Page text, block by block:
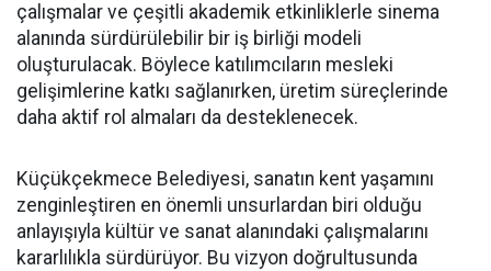
çalışmalar ve çeşitli akademik etkinliklerle sinema
alanında sürdürülebilir bir iş birliği modeli
oluşturulacak. Böylece katılımcıların mesleki
gelişimlerine katkı sağlanırken, üretim süreçlerinde
daha aktif rol almaları da desteklenecek.
Küçükçekmece Belediyesi, sanatın kent yaşamını
zenginleştiren en önemli unsurlardan biri olduğu
anlayışıyla kültür ve sanat alanındaki çalışmalarını
kararlılıkla sürdürüyor. Bu vizyon doğrultusunda